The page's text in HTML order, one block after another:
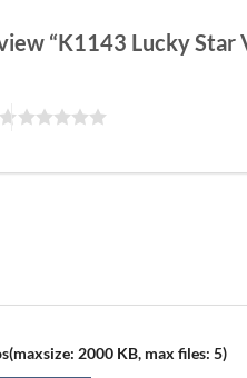
“K1143 Lucky Star
2000 KB, max files: 5)